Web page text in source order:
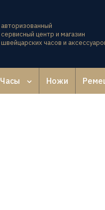
авторизованный
сервисный центр и магазин
швейцарских часов и
Часы Ножи